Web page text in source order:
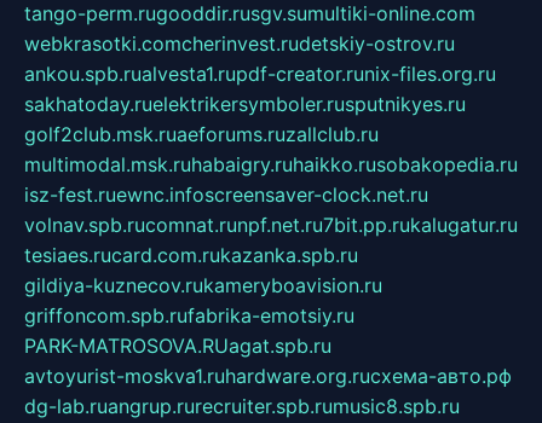
tango-perm.rugooddir.rusgv.sumultiki-online.com
webkrasotki.comcherinvest.rudetskiy-ostrov.ru
ankou.spb.rualvesta1.rupdf-creator.runix-files.org.ru
sakhatoday.ruelektrikersymboler.rusputnikyes.ru
golf2club.msk.ruaeforums.ruzallclub.ru
multimodal.msk.ruhabaigry.ruhaikko.rusobakopedia.ru
isz-fest.ruewnc.infoscreensaver-clock.net.ru
volnav.spb.rucomnat.runpf.net.ru7bit.pp.rukalugatur.ru
tesiaes.rucard.com.rukazanka.spb.ru
gildiya-kuznecov.rukameryboavision.ru
griffoncom.spb.rufabrika-emotsiy.ru
PARK-MATROSOVA.RUagat.spb.ru
avtoyurist-moskva1.ruhardware.org.ruсхема-авто.рф
dg-lab.ruangrup.rurecruiter.spb.rumusic8.spb.ru